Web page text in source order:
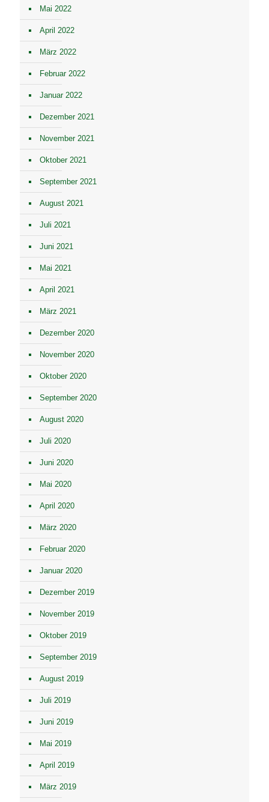
Mai 2022
April 2022
März 2022
Februar 2022
Januar 2022
Dezember 2021
November 2021
Oktober 2021
September 2021
August 2021
Juli 2021
Juni 2021
Mai 2021
April 2021
März 2021
Dezember 2020
November 2020
Oktober 2020
September 2020
August 2020
Juli 2020
Juni 2020
Mai 2020
April 2020
März 2020
Februar 2020
Januar 2020
Dezember 2019
November 2019
Oktober 2019
September 2019
August 2019
Juli 2019
Juni 2019
Mai 2019
April 2019
März 2019